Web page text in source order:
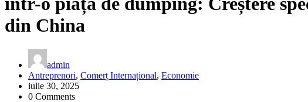
din China
admin
Antreprenori, Comerț Internațional, Economie
iulie 30, 2025
0 Comments